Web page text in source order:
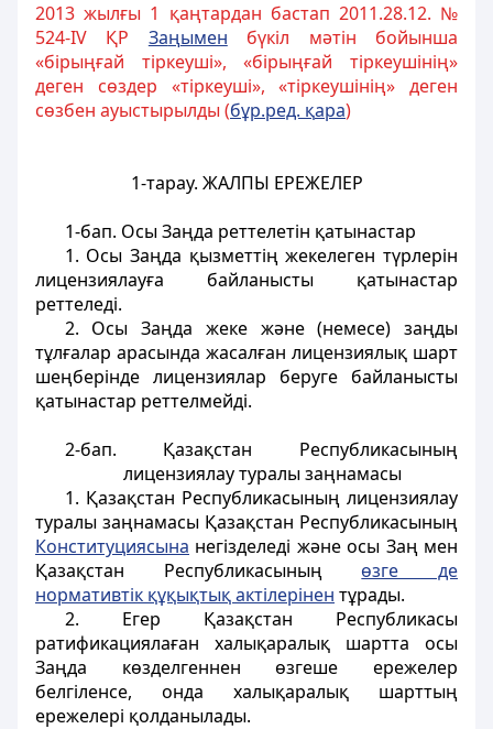
2013 жылғы 1 қаңтардан бастап 2011.28.12. №
524-ІV ҚР Заңымен бүкіл мәтін бойынша
«бірыңғай тіркеуші», «бірыңғай тіркеушінің»
деген сөздер «тіркеуші», «тіркеушінің» деген
сөзбен ауыстырылды (бұр.ред. қара)
1-тарау. ЖАЛПЫ ЕРЕЖЕЛЕР
1-бап. Осы Заңда реттелетін қатынастар
1. Осы Заңда қызметтің жекелеген түрлерін
лицензиялауға байланысты қатынастар
реттеледі.
2. Осы Заңда жеке және (немесе) заңды
тұлғалар арасында жасалған лицензиялық шарт
шеңберінде лицензиялар беруге байланысты
қатынастар реттелмейді.
2-бап. Қазақстан Республикасының
лицензиялау туралы заңнамасы
1. Қазақстан Республикасының лицензиялау
туралы заңнамасы Қазақстан Республикасының
Конституциясына негізделеді және осы Заң мен
Қазақстан Республикасының өзге де
нормативтік құқықтық актілерінен тұрады.
2. Егер Қазақстан Республикасы
ратификациялаған халықаралық шартта осы
Заңда көзделгеннен өзгеше ережелер
белгіленсе, онда халықаралық шарттың
ережелері қолданылады.